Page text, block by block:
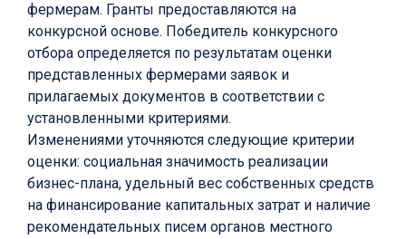
фермерам. Гранты предоставляются на
конкурсной основе. Победитель конкурсного
отбора определяется по результатам оценки
представленных фермерами заявок и
прилагаемых документов в соответствии с
установленными критериями.
Изменениями уточняются следующие критерии
оценки: социальная значимость реализации
бизнес-плана, удельный вес собственных средств
на финансирование капитальных затрат и наличие
рекомендательных писем органов местного